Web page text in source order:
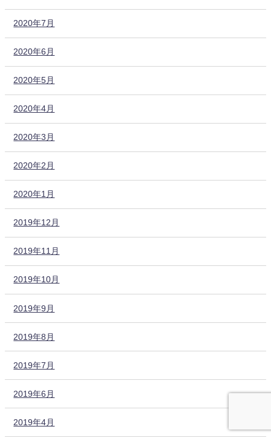
2020年7月
2020年6月
2020年5月
2020年4月
2020年3月
2020年2月
2020年1月
2019年12月
2019年11月
2019年10月
2019年9月
2019年8月
2019年7月
2019年6月
2019年4月